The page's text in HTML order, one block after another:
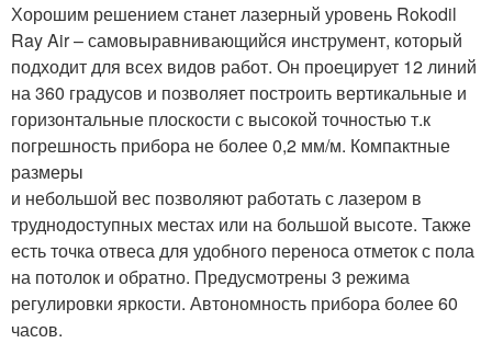
Хорошим решением станет лазерный уровень Rokodil
Ray Air – самовыравнивающийся инструмент, который
подходит для всех видов работ. Он проецирует 12 линий
на 360 градусов и позволяет построить вертикальные и
горизонтальные плоскости с высокой точностью т.к
погрешность прибора не более 0,2 мм/м. Компактные
размеры
и небольшой вес позволяют работать с лазером в
труднодоступных местах или на большой высоте. Также
есть точка отвеса для удобного переноса отметок с пола
на потолок и обратно. Предусмотрены 3 режима
регулировки яркости. Автономность прибора более 60
часов.